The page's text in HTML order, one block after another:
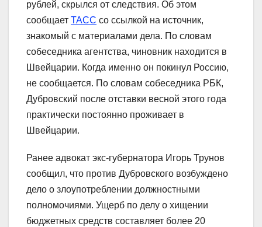
рублей, скрылся от следствия. Об этом
сообщает ТАСС со ссылкой на источник,
знакомый с материалами дела. По словам
собеседника агентства, чиновник находится в
Швейцарии. Когда именно он покинул Россию,
не сообщается. По словам собеседника РБК,
Дубровский после отставки весной этого года
практически постоянно проживает в
Швейцарии.
Ранее адвокат экс-губернатора Игорь Трунов
сообщил, что против Дубровского возбуждено
дело о злоупотреблении должностными
полномочиями. Ущерб по делу о хищении
бюджетных средств составляет более 20